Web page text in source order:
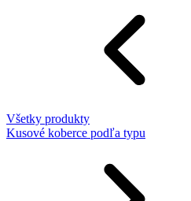
Všetky produkty
Kusové koberce podľa typu